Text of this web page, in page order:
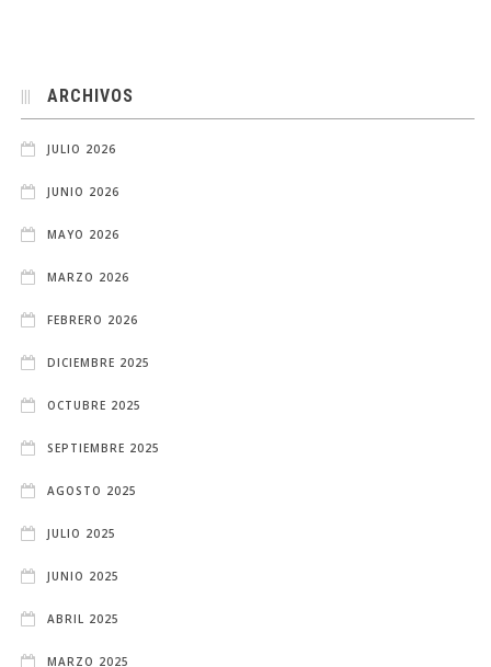
ARCHIVOS
JULIO 2026
JUNIO 2026
MAYO 2026
MARZO 2026
FEBRERO 2026
DICIEMBRE 2025
OCTUBRE 2025
SEPTIEMBRE 2025
AGOSTO 2025
JULIO 2025
JUNIO 2025
ABRIL 2025
MARZO 2025